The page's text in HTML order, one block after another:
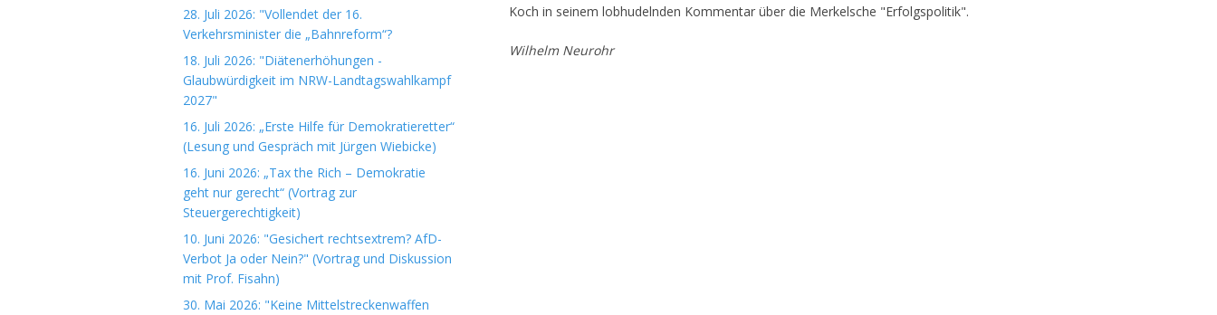
28. Juli 2026: "Vollendet der 16.
Verkehrsminister die „Bahnreform“?
18. Juli 2026: "Diätenerhöhungen -
Glaubwürdigkeit im NRW-Landtagswahlkampf
2027"
16. Juli 2026: „Erste Hilfe für Demokratieretter“
(Lesung und Gespräch mit Jürgen Wiebicke)
16. Juni 2026: „Tax the Rich – Demokratie
geht nur gerecht“ (Vortrag zur
Steuergerechtigkeit)
10. Juni 2026: "Gesichert rechtsextrem? AfD-
Verbot Ja oder Nein?" (Vortrag und Diskussion
mit Prof. Fisahn)
30. Mai 2026: "Keine Mittelstreckenwaffen
Koch in seinem lobhudelnden Kommentar über die Merkelsche "Erfolgspolitik".
Wilhelm Neurohr